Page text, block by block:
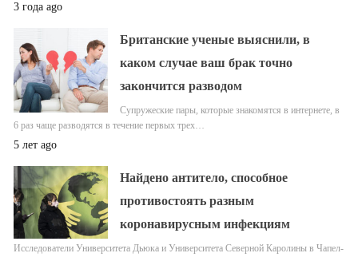
3 года ago
Британские ученые выяснили, в
каком случае ваш брак точно
закончится разводом
Супружеские пары, которые знакомятся в интернете, в
6 раз чаще разводятся в течение первых трех…
5 лет ago
Найдено антитело, способное
противостоять разным
коронавирусным инфекциям
Исследователи Университета Дьюка и Университета Северной Каролины в Чапел-